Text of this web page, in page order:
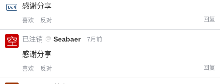
感谢分享
喜欢 反对 回复
已注销 @ Seabaer 7月前
感谢分享
喜欢 反对 回复